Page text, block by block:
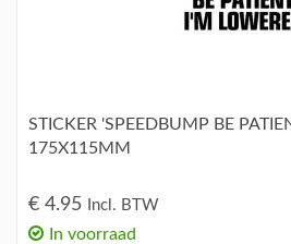
STICKER 'SPEEDBUMP BE
175X115MM
€ 4.95 Incl. BTW
In voorraad